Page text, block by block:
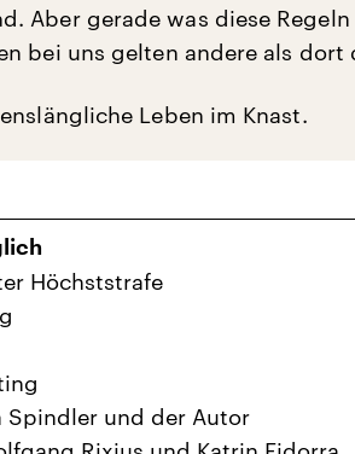
Aber gerade was diese
bei uns gelten andere als dort
Leben im Knast.
Höchststrafe
Spindler und der Autor